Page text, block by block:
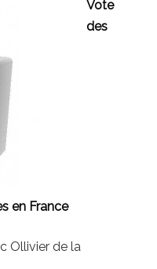
Vote
des
en France
Ollivier de la